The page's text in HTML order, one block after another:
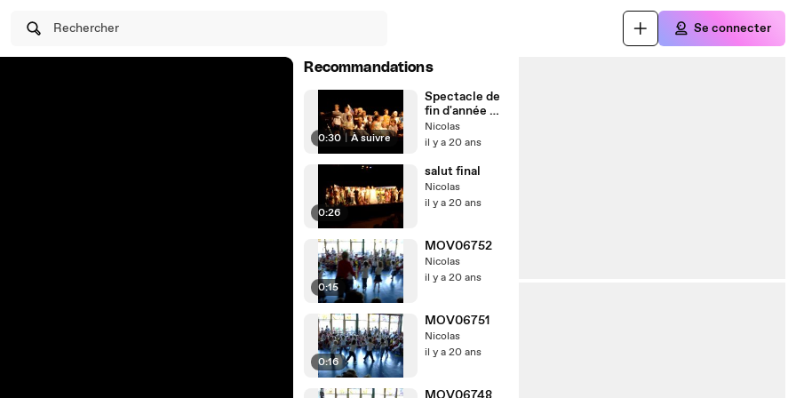
Rechercher Se connecter
Recommandations
0:30 À suivre
Spectacle de
fin d'année CP
CE1
Nicolas
il y a 20 ans
0:26
salut final
Nicolas
il y a 20 ans
0:15
MOV06752
Nicolas
il y a 20 ans
0:16
MOV06751
Nicolas
il y a 20 ans